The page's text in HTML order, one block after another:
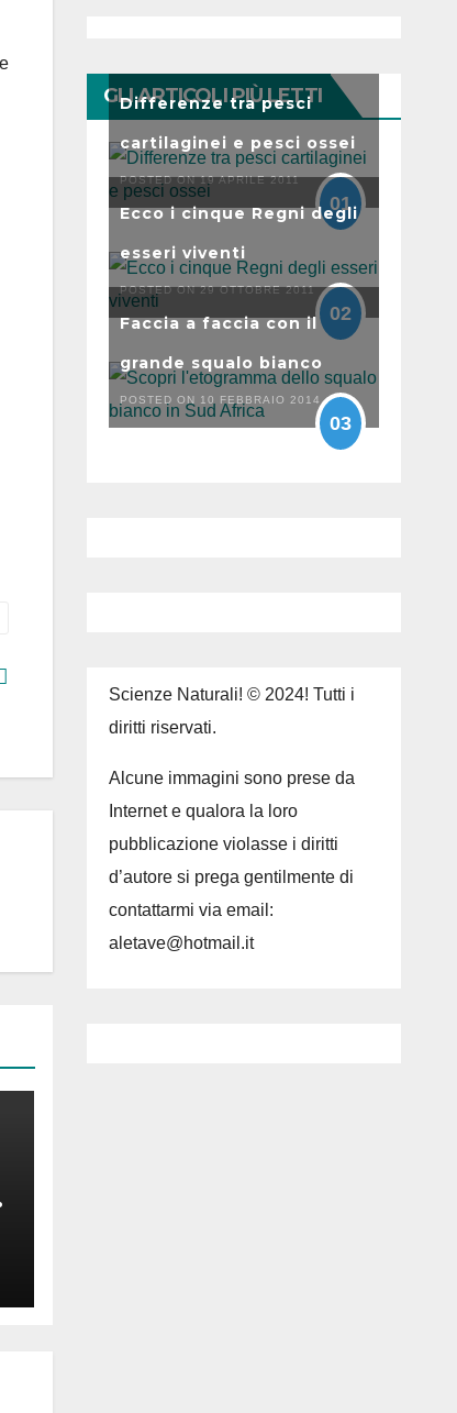
GLI ARTICOLI PIÙ LETTI
Differenze tra pesci
cartilaginei e pesci ossei
POSTED ON 19 APRILE 2011
01
Ecco i cinque Regni degli
esseri viventi
POSTED ON 29 OTTOBRE 2011
02
Faccia a faccia con il
grande squalo bianco
POSTED ON 10 FEBBRAIO 2014
03
Scienze Naturali! © 2024! Tutti i
diritti riservati.
Alcune immagini sono prese da
Internet e qualora la loro
pubblicazione violasse i diritti
d’autore si prega gentilmente di
contattarmi via email:
aletave@hotmail.it